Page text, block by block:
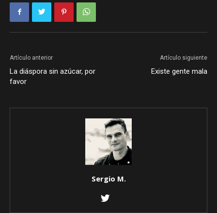
Artículo anterior
La diáspora sin azúcar, por
favor
Artículo siguiente
Existe gente mala
Sergio M.